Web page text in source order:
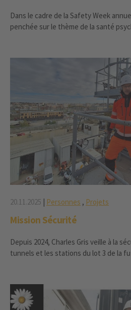
Dans le cadre de la Safety Week
penchée sur le thème de la santé
20.11.2025 Personnes , Projets
Mission Sécurité
Depuis 2024, Charles Gris veille à la
tunnels et les stations du lot 3 de la